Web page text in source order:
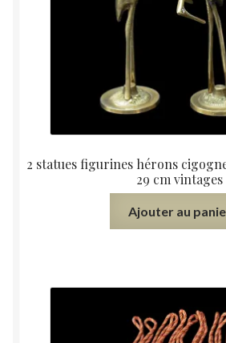
2 statues figurines hérons
29 cm vintages
Ajouter au